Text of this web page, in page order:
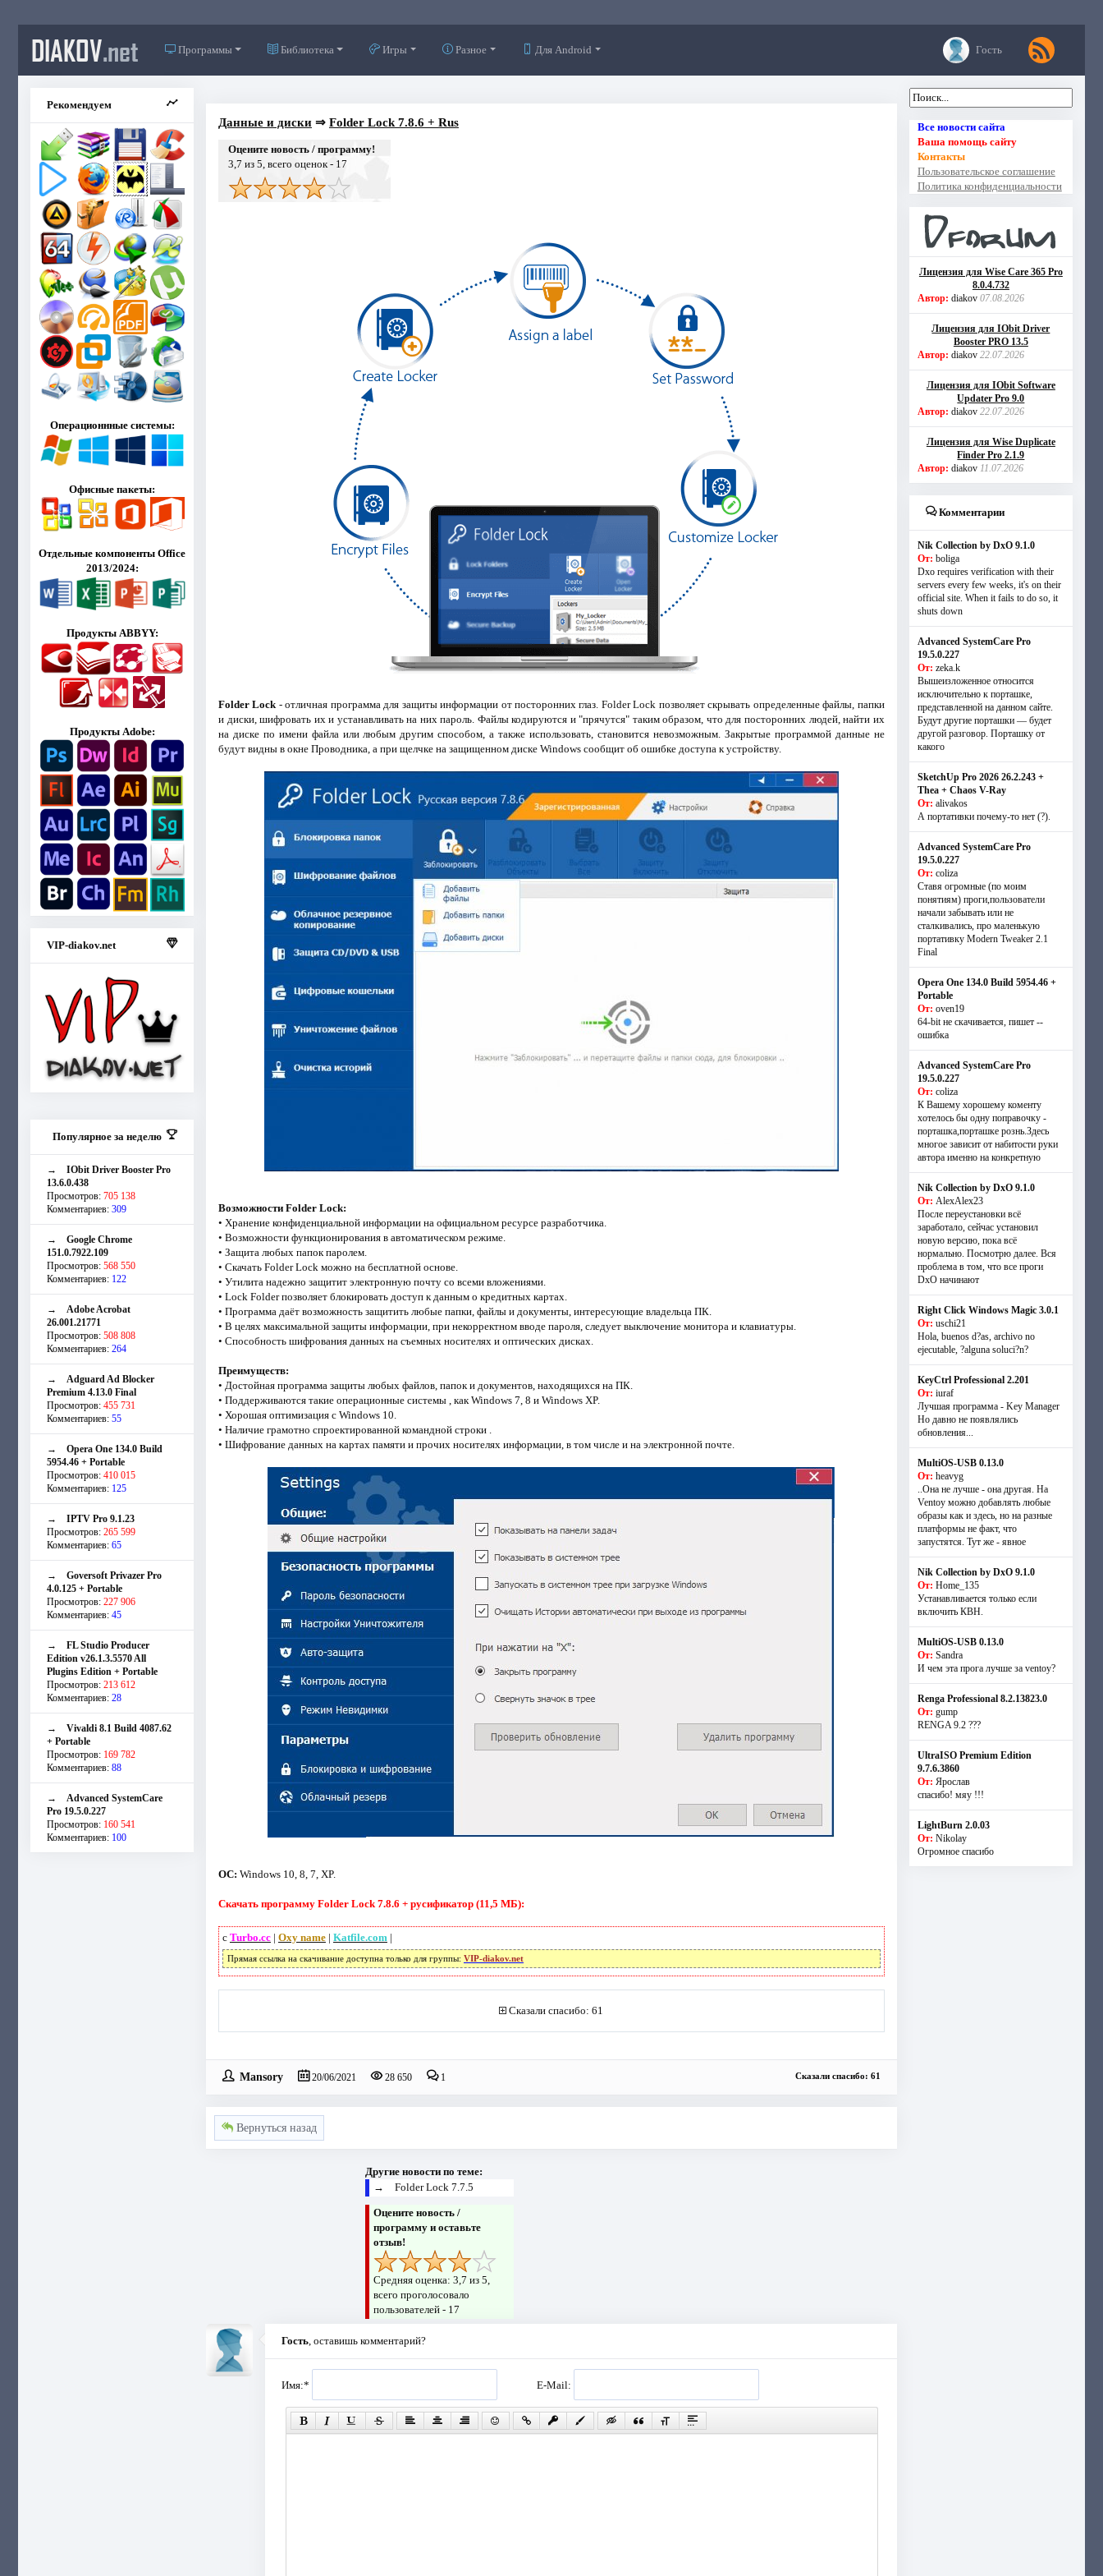
DIAKOV.net Программы Библиотека Игры Разное Для Android Гость
Рекомендуем
Операционнные системы:
Офисные пакеты:
Отдельные компоненты Office
2013/2024:
Продукты ABBYY:
Продукты Adobe:
VIP-diakov.net
Популярное за неделю
→ IObit Driver Booster Pro
13.6.0.438
Просмотров: 705 138
Комментариев: 309
→ Google Chrome
151.0.7922.109
Просмотров: 568 550
Комментариев: 122
→ Adobe Acrobat
26.001.21771
Просмотров: 508 808
Комментариев: 264
→ Adguard Ad Blocker
Premium 4.13.0 Final
Просмотров: 455 731
Комментариев: 55
→ Opera One 134.0 Build
5954.46 + Portable
Просмотров: 410 015
Комментариев: 125
→ IPTV Pro 9.1.23
Просмотров: 265 599
Комментариев: 65
→ Goversoft Privazer Pro
4.0.125 + Portable
Просмотров: 227 906
Комментариев: 45
→ FL Studio Producer
Edition v26.1.3.5570 All
Plugins Edition + Portable
Просмотров: 213 612
Комментариев: 28
→ Vivaldi 8.1 Build 4087.62
+ Portable
Просмотров: 169 782
Комментариев: 88
→ Advanced SystemCare
Pro 19.5.0.227
Просмотров: 160 541
Комментариев: 100
Данные и диски⇒ Folder Lock 7.8.6 + Rus
Оцените новость / программу!
3,7 из 5, всего оценок - 17
Folder Lock - отличная программа для защиты информации от посторонних глаз. Folder Lock позволяет скрывать определенные файлы, папки
и диски, шифровать их и устанавливать на них пароль. Файлы кодируются и "прячутся" таким образом, что для посторонних людей, найти их
на диске по имени файла или любым другим способом, а также использовать, становится невозможным. Закрытые программой данные не
будут видны в окне Проводника, а при щелчке на защищенном диске Windows сообщит об ошибке доступа к устройству.
Возможности Folder Lock:
• Хранение конфиденциальной информации на официальном ресурсе разработчика.
• Возможности функционирования в автоматическом режиме.
• Защита любых папок паролем.
• Скачать Folder Lock можно на бесплатной основе.
• Утилита надежно защитит электронную почту со всеми вложениями.
• Lock Folder позволяет блокировать доступ к данным о кредитных картах.
• Программа даёт возможность защитить любые папки, файлы и документы, интересующие владельца ПК.
• В целях максимальной защиты информации, при некорректном вводе пароля, следует выключение монитора и клавиатуры.
• Способность шифрования данных на съемных носителях и оптических дисках.
Преимуществ:
• Достойная программа защиты любых файлов, папок и документов, находящихся на ПК.
• Поддерживаются такие операционные системы , как Windows 7, 8 и Windows XP.
• Хорошая оптимизация с Windows 10.
• Наличие грамотно спроектированной командной строки .
• Шифрование данных на картах памяти и прочих носителях информации, в том числе и на электронной почте.
ОС: Windows 10, 8, 7, XP.
Скачать программу Folder Lock 7.8.6 + русификатор (11,5 МБ):
с Turbo.cc| Oxy name| Katfile.com |
Прямая ссылка на скачивание доступна только для группы: VIP-diakov.net
Сказали спасибо: 61
Mansory 20/06/2021 28 650 1 Сказали спасибо: 61
Вернуться назад
Другие новости по теме:
→Folder Lock 7.7.5
Оцените новость /
программу и оставьте
отзыв!
Средняя оценка:3,7 из 5,
всего проголосовало
пользователей - 17
Гость, оставишь комментарий?
Имя:* E-Mail:
Все новости сайта
Ваша помощь сайту
Контакты
Пользовательское соглашение
Политика конфиденциальности
Лицензия для Wise Care 365 Pro
8.0.4.732
Автор: diakov 07.08.2026
Лицензия для IObit Driver
Booster PRO 13.5
Автор: diakov 22.07.2026
Лицензия для IObit Software
Updater Pro 9.0
Автор: diakov 22.07.2026
Лицензия для Wise Duplicate
Finder Pro 2.1.9
Автор: diakov 11.07.2026
Комментарии
Nik Collection by DxO 9.1.0
От: boliga
Dxo requires verification with their
servers every few weeks, it's on their
official site. When it fails to do so, it
shuts down
Advanced SystemCare Pro
19.5.0.227
От: zeka.k
Вышеизложенное относится
исключительно к порташке,
представленной на данном сайте.
Будут другие порташки — будет
другой разговор. Порташку от
какого
SketchUp Pro 2026 26.2.243 +
Thea + Chaos V-Ray
От: alivakos
А портативки почему-то нет (?).
Advanced SystemCare Pro
19.5.0.227
От: coliza
Ставя огромные (по моим
понятиям) проги,пользователи
начали забывать или не
сталкивались, про маленькую
портативку Modern Tweaker 2.1
Final
Opera One 134.0 Build 5954.46 +
Portable
От: oven19
64-bit не скачивается, пишет --
ошибка
Advanced SystemCare Pro
19.5.0.227
От: coliza
К Вашему хорошему коменту
хотелось бы одну поправочку -
порташка,порташке рознь.Здесь
многое зависит от набитости руки
автора именно на конкретную
Nik Collection by DxO 9.1.0
От: AlexAlex23
После переустановки всё
заработало, сейчас установил
новую версию, пока всё
нормально. Посмотрю далее. Вся
проблема в том, что все проги
DxO начинают
Right Click Windows Magic 3.0.1
От: uschi21
Hola, buenos d?as, archivo no
ejecutable, ?alguna soluci?n?
KeyCtrl Professional 2.201
От: iuraf
Лучшая программа - Key Manager
Но давно не появлялись
обновления...
MultiOS-USB 0.13.0
От: heavyg
..Она не лучше - она другая. На
Ventoy можно добавлять любые
образы как и здесь, но на разные
платформы не факт, что
запустятся. Тут же - явное
Nik Collection by DxO 9.1.0
От: Home_135
Устанавливается только если
включить КВН.
MultiOS-USB 0.13.0
От: Sandra
И чем эта прога лучше за ventoy?
Renga Professional 8.2.13823.0
От: gump
RENGA 9.2 ???
UltraISO Premium Edition
9.7.6.3860
От: Ярослав
спасибо! мяу !!!
LightBurn 2.0.03
От: Nikolay
Огромное спасибо